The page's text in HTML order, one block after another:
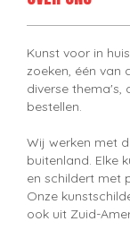
Kunst voor in
zoeken, één van
diverse thema's,
bestellen.
Wij werken met
buitenland. Elke
en schildert met
Onze
ook uit Zuid-